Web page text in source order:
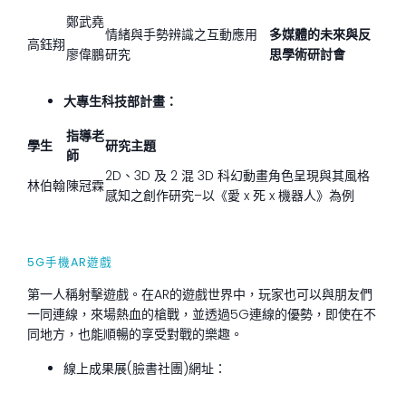
高鈺翔
鄭武堯
廖偉鵬
情緒與手勢辨識之互動應用
研究
多媒體的未來與反
思學術研討會
大專生科技部計畫：
學生
指導老
師
研究主題
林伯翰陳冠霖
2D、3D 及 2 混 3D 科幻動畫角色呈現與其風格
感知之創作研究–以《愛 x 死 x 機器人》為例
5G手機AR遊戲
第一人稱射擊遊戲。在AR的遊戲世界中，玩家也可以與朋友們
一同連線，來場熱血的槍戰，並透過5G連線的優勢，即使在不
同地方，也能順暢的享受對戰的樂趣。
線上成果展(臉書社團)網址：